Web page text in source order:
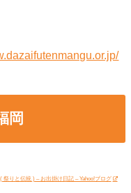
岡
祭りと伝統 ) – お出掛け日記 – Yahoo!ブログ